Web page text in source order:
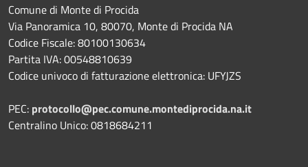
Comune di Monte di Procida
Via Panoramica 10, 80070, Monte di Procida NA
Codice Fiscale: 80100130634
Partita IVA: 00548810639
Codice univoco di fatturazione elettronica: UFYJZS
PEC: protocollo@pec.comune.montediprocida.na.it
Centralino Unico:0818684211